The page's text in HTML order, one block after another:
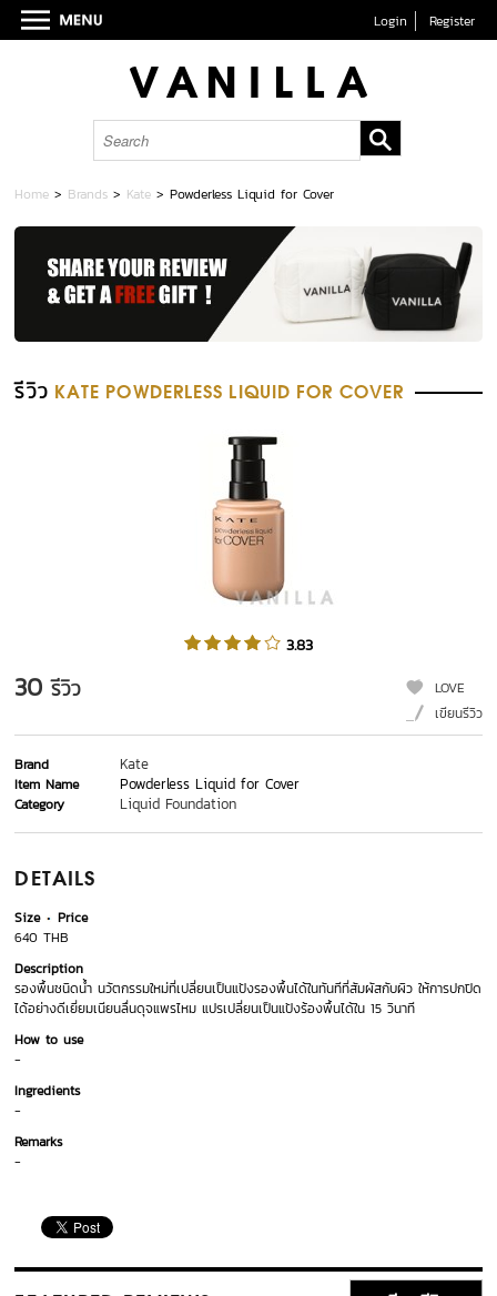
Login Register
Home > Brands > Kate >Powderless Liquid for Cover
รีวิว KATE POWDERLESS LIQUID FOR COVER
3.83
30 รีวิว
LOVE
เขียนรีวิว
Brand Kate
Item Name Powderless Liquid for Cover
Category Liquid Foundation
DETAILS
Size
Price
640 THB
Description
รองพื้นชนิดน้ำ นวัตกรรมใหม่ที่เปลี่ยนเป็นแป้งรองพื้นได้ในทันทีที่สัมผัสกับผิว ให้การปกปิด
ได้อย่างดีเยี่ยมเนียนลื่นดุจแพรไหม แปรเปลี่ยนเป็นแป้งร้องพื้นได้ใน 15 วินาที
How to use
-
Ingredients
-
Remarks
-